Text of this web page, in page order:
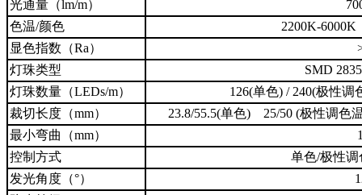
光通量（lm/m）
色温/颜色
2200K-
显色指数（Ra）
灯珠类型
SMD
灯珠数量（LEDs/m）
126(单色) / 240(极性调
裁切长度（mm）
23.8/55.5(单色) 25/50 (极性调色
最小弯曲（mm）
控制方式
单色/极性
发光角度（°）